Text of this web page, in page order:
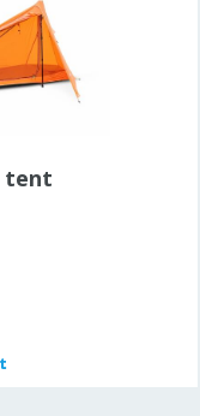
tent